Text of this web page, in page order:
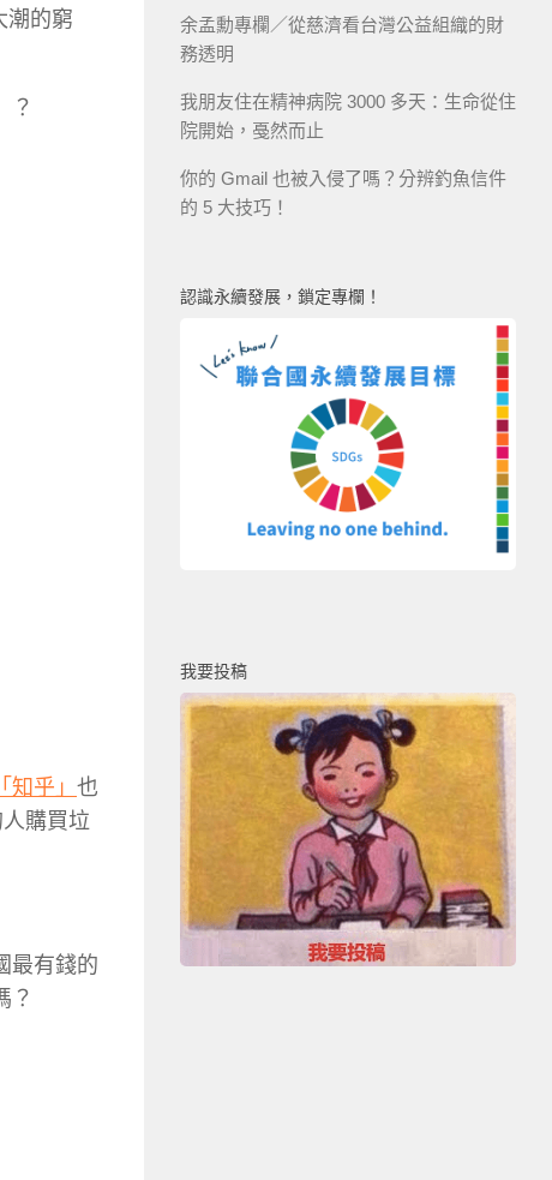
潮的窮
？
「知乎」 也
購買垃
最有錢的
？
余孟勳專欄／從慈濟看台灣公益組織的財
務透明
我朋友住在精神病院 3000 多天：生命從住
院開始，戞然而止
你的 Gmail 也被入侵了嗎？分辨釣魚信件
的 5 大技巧！
認識永續發展，鎖定專欄！
我要投稿